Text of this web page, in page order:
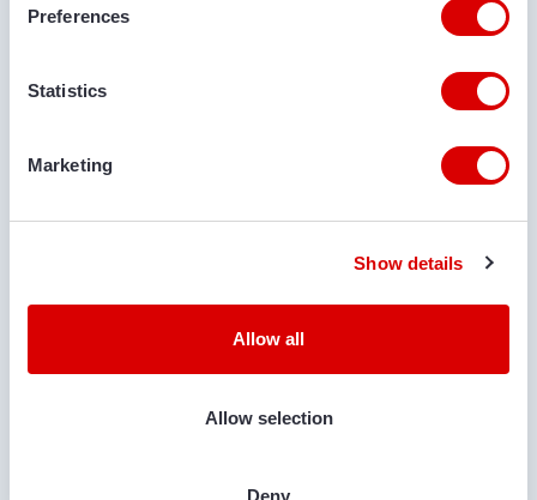
Preferences
Statistics
Marketing
Show details
Allow all
Allow selection
Deny
E-MAILADRES
IS TRANSPORT GEWENST?